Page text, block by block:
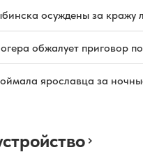
осуждены за кражу
обжалует приговор
ярославца за